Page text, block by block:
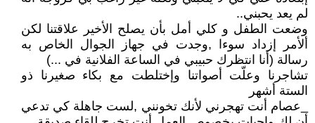
لم يعد يحبني..
وضعت الطفل و كلي أمل بأن يصلح الأخير علاقتنا لكن
ألأمر إزداد سوءا ,وجدت في جهاز الجوال الخاص به
رسالة (أنا انتظرك حبيبي في الساعة الفلانية في ...)
تشاجرنا وعلّت أصواتنا وإختلطت مع بكاء صغيرنا ذو
الستة أشهر
_عصام أنت تهجرني لأنك تخونني ,لست جاهلة كي تدعي